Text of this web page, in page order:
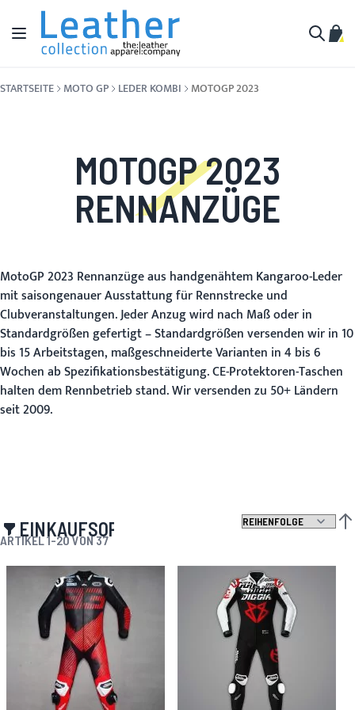
Zum Inhalt springen
Navigation umschalten
STARTSEITE MOTO GP LEDER KOMBI MOTOGP 2023
MOTOGP 2023
RENNANZÜGE
MotoGP 2023 Rennanzüge aus handgenähtem Kangaroo-Leder
mit saisongenauer Ausstattung für Rennstrecke und
Clubveranstaltungen. Jeder Anzug wird nach Maß oder in
Standardgrößen gefertigt – Standardgrößen versenden wir in 10
bis 15 Arbeitstagen, maßgeschneiderte Varianten in 4 bis 6
Wochen ab Spezifikationsbestätigung. CE-Protektoren-Taschen
halten dem Rennbetrieb stand. Wir versenden zu 50+ Ländern
seit 2009.
EINKAUFSOPTIONEN
ARTIKEL1-20VON37